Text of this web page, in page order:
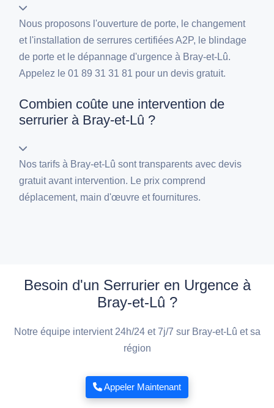
Nous proposons l'ouverture de porte, le changement
et l'installation de serrures certifiées A2P, le blindage
de porte et le dépannage d'urgence à Bray-et-Lû.
Appelez le 01 89 31 31 81 pour un devis gratuit.
Combien coûte une intervention de
serrurier à Bray-et-Lû ?
Nos tarifs à Bray-et-Lû sont transparents avec devis
gratuit avant intervention. Le prix comprend
déplacement, main d'œuvre et fournitures.
Besoin d'un Serrurier en Urgence à
Bray-et-Lû ?
Notre équipe intervient 24h/24 et 7j/7 sur Bray-et-Lû et sa
région
Appeler Maintenant